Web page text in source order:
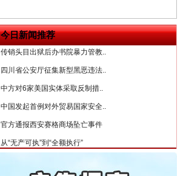
今日新闻推荐
杨天誉，不得录用为公务员
传销头目出狱后办书院暴力管教..
四川省公安厅征集新型黑恶违法..
中方对6家美国实体采取反制措..
中国发起首例对外贸易国家安全..
官方通报西安赛格商场坠亡事件
从“无产可执”到“全额执行”
最高检抗诉的疑难复杂刑事案件
“神药”背后的真相